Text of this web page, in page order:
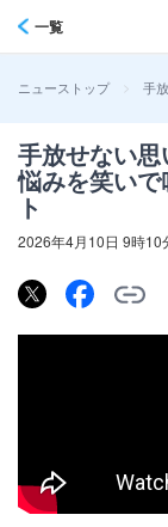
一覧
ニューストップ > 手
手放せない
悩みを笑い
ト
2026年4月10日 9時10